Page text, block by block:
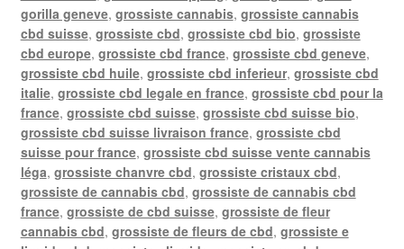
gorilla geneve, grossiste cannabis, grossiste cannabis
cbd suisse, grossiste cbd, grossiste cbd bio, grossiste
cbd europe, grossiste cbd france, grossiste cbd geneve,
grossiste cbd huile, grossiste cbd inferieur, grossiste cbd
italie, grossiste cbd legale en france, grossiste cbd pour la
france, grossiste cbd suisse, grossiste cbd suisse bio,
grossiste cbd suisse livraison france, grossiste cbd
suisse pour france, grossiste cbd suisse vente cannabis
léga, grossiste chanvre cbd, grossiste cristaux cbd,
grossiste de cannabis cbd, grossiste de cannabis cbd
france, grossiste de cbd suisse, grossiste de fleur
cannabis cbd, grossiste de fleurs de cbd, grossiste e